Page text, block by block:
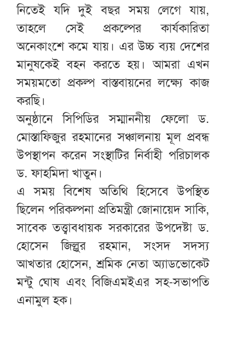
নিতেই যদি দুই বছর সময় লেগে যায়,
তাহলে সেই প্রকল্পের কার্যকারিতা
অনেকাংশে কমে যায়। এর উচ্চ ব্যয় দেশের
মানুষকেই বহন করতে হয়। আমরা এখন
সময়মতো প্রকল্প বাস্তবায়নের লক্ষ্যে কাজ
করছি।
অনুষ্ঠানে সিপিডির সম্মাননীয় ফেলো ড.
মোস্তাফিজুর রহমানের সঞ্চালনায় মূল প্রবন্ধ
উপস্থাপন করেন সংস্থাটির নির্বাহী পরিচালক
ড. ফাহমিদা খাতুন।
এ সময় বিশেষ অতিথি হিসেবে উপস্থিত
ছিলেন পরিকল্পনা প্রতিমন্ত্রী জোনায়েদ সাকি,
সাবেক তত্ত্বাবধায়ক সরকারের উপদেষ্টা ড.
হোসেন জিল্লুর রহমান, সংসদ সদস্য
আখতার হোসেন, শ্রমিক নেতা অ্যাডভোকেট
মন্টু ঘোষ এবং বিজিএমইএর সহ-সভাপতি
এনামুল হক।